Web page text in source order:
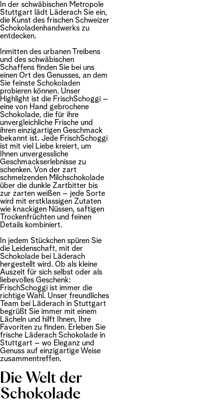
In der schwäbischen Metropole
Stuttgart lädt Läderach Sie ein,
die Kunst des frischen Schweizer
Schokoladenhandwerks zu
entdecken.
Inmitten des urbanen Treibens
und des schwäbischen
Schaffens finden Sie bei uns
einen Ort des Genusses, an dem
Sie feinste Schokoladen
probieren können. Unser
Highlight ist die FrischSchoggi –
eine von Hand gebrochene
Schokolade, die für ihre
unvergleichliche Frische und
ihren einzigartigen Geschmack
bekannt ist. Jede FrischSchoggi
ist mit viel Liebe kreiert, um
Ihnen unvergessliche
Geschmackserlebnisse zu
schenken. Von der zart
schmelzenden Milchschokolade
über die dunkle Zartbitter bis
zur zarten weißen – jede Sorte
wird mit erstklassigen Zutaten
wie knackigen Nüssen, saftigen
Trockenfrüchten und feinen
Details kombiniert.
In jedem Stückchen spüren Sie
die Leidenschaft, mit der
Schokolade bei Läderach
hergestellt wird. Ob als kleine
Auszeit für sich selbst oder als
liebevolles Geschenk:
FrischSchoggi ist immer die
richtige Wahl. Unser freundliches
Team bei Läderach in Stuttgart
begrüßt Sie immer mit einem
Lächeln und hilft Ihnen, Ihre
Favoriten zu finden. Erleben Sie
frische Läderach Schokolade in
Stuttgart – wo Eleganz und
Genuss auf einzigartige Weise
zusammentreffen.
Die Welt der
Schokolade